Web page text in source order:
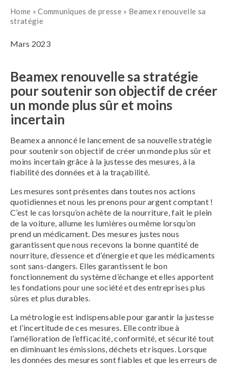
Home »Communiques de presse» Beamex renouvelle sa
stratégie
Mars 2023
Beamex renouvelle sa stratégie
pour soutenir son objectif de créer
un monde plus sûr et moins
incertain
Beamex a annoncé le lancement de sa nouvelle stratégie
pour soutenir son objectif de créer un monde plus sûr et
moins incertain grâce à la justesse des mesures, à la
fiabilité des données et à la traçabilité.
Les mesures sont présentes dans toutes nos actions
quotidiennes et nous les prenons pour argent comptant !
C’est le cas lorsqu’on achète de la nourriture, fait le plein
de la voiture, allume les lumières ou même lorsqu’on
prend un médicament. Des mesures justes nous
garantissent que nous recevons la bonne quantité de
nourriture, d’essence et d’énergie et que les médicaments
sont sans-dangers. Elles garantissent le bon
fonctionnement du système d’échange et elles apportent
les fondations pour une société et des entreprises plus
sûres et plus durables.
La métrologie est indispensable pour garantir la justesse
et l’incertitude de ces mesures. Elle contribue à
l’amélioration de l’efficacité, conformité, et sécurité tout
en diminuant les émissions, déchets et risques. Lorsque
les données des mesures sont fiables et que les erreurs de